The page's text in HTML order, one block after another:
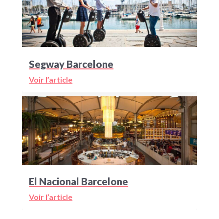
Segway Barcelone
Voir l’article
El Nacional Barcelone
Voir l’article